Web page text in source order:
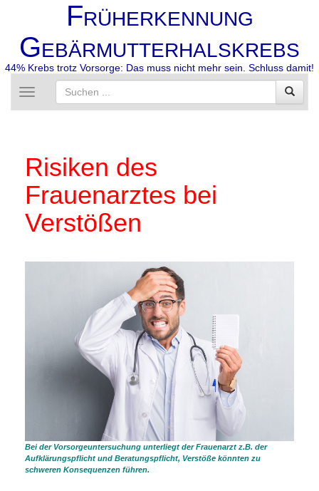
FRÜHERKENNUNG
GEBÄRMUTTERHALSKREBS
44% Krebs trotz Vorsorge: Das muss nicht mehr sein. Schluss damit!
Toggle
navigation
Risiken des
Frauenarztes bei
Verstößen
Bei der Vorsorgeuntersuchung unterliegt der Frauenarzt z.B. der
Aufklärungspflicht und Beratungspflicht, Verstöße könnten zu
schweren Konsequenzen führen.